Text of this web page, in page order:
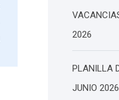
2026
PLANILLA
JUNIO 2026